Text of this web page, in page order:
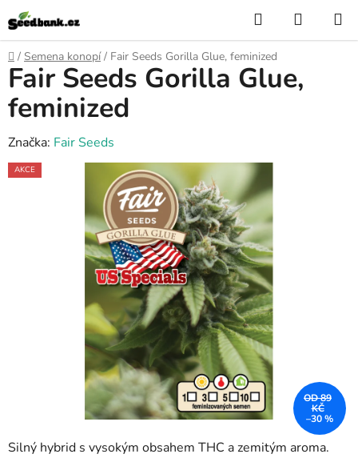
Přejít
na
obsah
Hledat
KOŠÍK
Domů
/ Semena konopí / Fair Seeds Gorilla Glue, feminized
Silný hybrid s vysokým obsahem THC a zemitým aroma.
Fair Seeds Gorilla Glue,
feminized
Značka: Fair Seeds
AKCE
OD 89
KČ
–30 %